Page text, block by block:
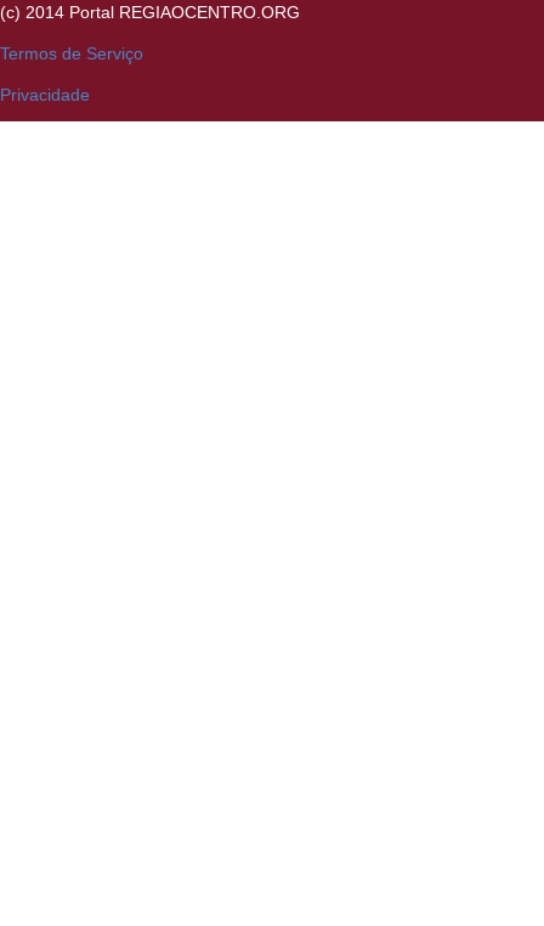
(c) 2014 Portal REGIAOCENTRO.ORG
Termos de Serviço
Privacidade